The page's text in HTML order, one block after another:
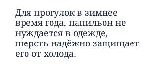
Для прогулок в зимнее
время года, папильон не
нуждается в одежде,
шерсть надёжно защищает
его от холода.